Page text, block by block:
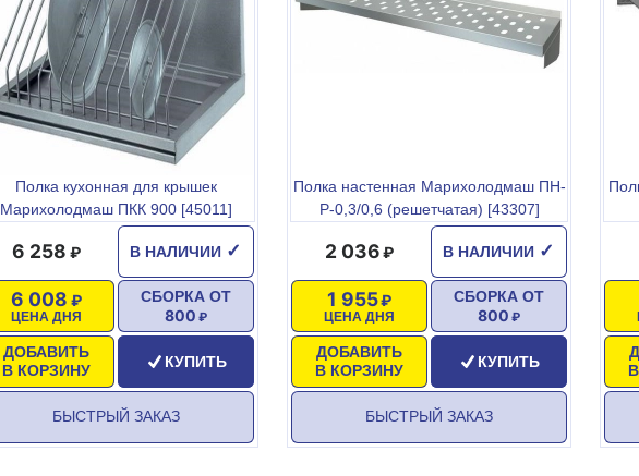
Полка кухонная для крышек
Марихолодмаш ПКК 900 [45011]
В НАЛИЧИИ ✓
6 258
ЦЕНА ДНЯ
6 008
ДОБАВИТЬ
В КОРЗИНУ
СБОРКА ОТ
800
КУПИТЬ
БЫСТРЫЙ ЗАКАЗ
Полка настенная Марихолодмаш ПН-
Р-0,3/0,6 (решетчатая) [43307]
В НАЛИЧИИ ✓
2 036
ЦЕНА ДНЯ
1 955
ДОБАВИТЬ
В КОРЗИНУ
СБОРКА ОТ
800
КУПИТЬ
БЫСТРЫЙ ЗАКАЗ